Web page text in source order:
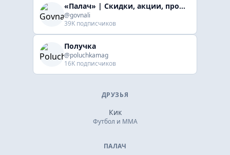
«Палач» | Скидки, акции, промокоды
@govnali
39K подписчиков
Получка
@poluchkamag
16K подписчиков
ДРУЗЬЯ
Кик
Футбол и ММА
ПАЛАЧ